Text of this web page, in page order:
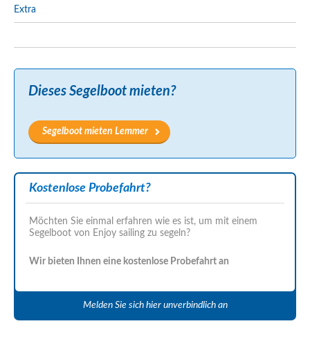
Extra
Dieses Segelboot mieten?
Segelboot mieten Lemmer
Kostenlose Probefahrt?
Möchten Sie einmal erfahren wie es ist, um mit einem
Segelboot von Enjoy sailing zu segeln?
Wir bieten Ihnen eine kostenlose Probefahrt an
Melden Sie sich hier unverbindlich an